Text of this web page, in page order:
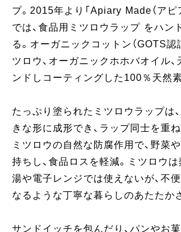
プ。2015年より「Apiary Made（アピ
では、食品用ミツロウラップ をハン
る。オーガニックコットン（GOTS認
ツロウ、オーガニックホホバオイル
ンドしコーティングした100％天然素
たっぷり塗られたミツロウラップは
きな形に成形でき、ラップ同士を重
ミツロウの自然な防腐作用で、野菜
持ちし、食品ロスを軽減。ミツロウは
湯や電子レンジでは使えないが、不
なるような丁寧な暮らしのあたたか
サンドイッチを包んだり、パンやお